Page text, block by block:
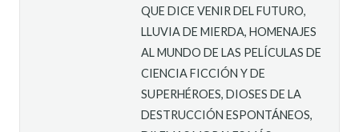
QUE DICE VENIR DEL FUTURO,
LLUVIA DE MIERDA, HOMENAJES
AL MUNDO DE LAS PELÍCULAS DE
CIENCIA FICCIÓN Y DE
SUPERHÉROES, DIOSES DE LA
DESTRUCCIÓN ESPONTÁNEOS,